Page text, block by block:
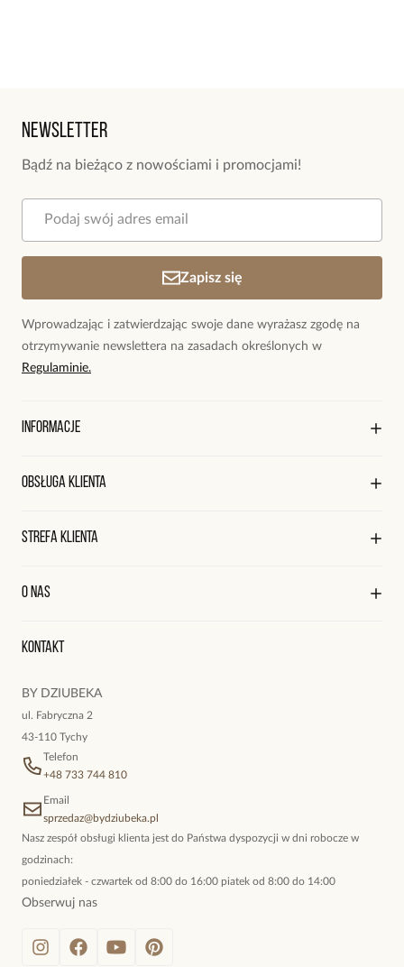
Newsletter
Bądź na bieżąco z nowościami i promocjami!
Zapisz się
Wprowadzając i zatwierdzając swoje dane wyrażasz zgodę na
otrzymywanie newslettera na zasadach określonych w
Regulaminie.
Informacje
O marce By Dziubeka
Współpraca
Obsługa klienta
Regulamin sklepu
Reklamacje i zwroty
Strefa klienta
Edycja profilu
O nas
Oryginalne naszyjniki, topowe bransoletki, okazałe kolczyki,
Dziubeka.
Kontakt
BY DZIUBEKA
ul. Fabryczna 2
43-110 Tychy
Telefon
+48 733 744 810
Email
sprzedaz@bydziubeka.pl
Nasz zespół obsługi klienta jest do Państwa dyspozycji w dni robocze w
godzinach:
poniedziałek - czwartek od 8:00 do 16:00 piatek od 8:00 do 14:00
Obserwuj nas